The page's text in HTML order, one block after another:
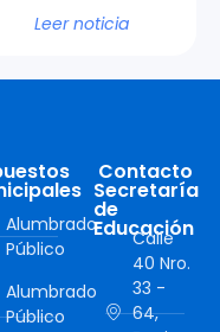
Leer noticia
Alumbrado
Público
Alumbrado
Público
Contacto
Secretaría
de
Educación
Calle
40 Nro.
33 -
64,